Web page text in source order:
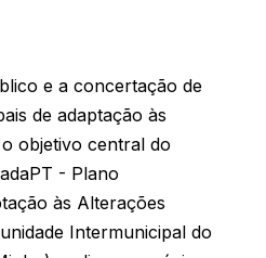
e a concertação de
de adaptação às
objetivo central do
- Plano
às Alterações
Intermunicipal do